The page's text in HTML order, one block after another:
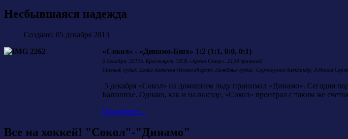
Несбывшаяся надежда
Создано: 05 декабря 2013
«Сокол» - «Динамо-Бшх» 1:2 (1:1, 0:0, 0:1)
5 декабря. 2013г. Красноярск. МСК «Арена.Север». 2150 зрителей
Главный судья: Денис Алексеев (Новосибирск). Линейные судьи: Сорокоумов Александр, Юдаков
5 декабря «Сокол» на домашнем льду принимал «Динамо». Сегодня
Балашихе. Однако, как и на выезде, «Сокол» проиграл с таким же
Подробнее...
Все на хоккей! "Сокол"-"Динамо"